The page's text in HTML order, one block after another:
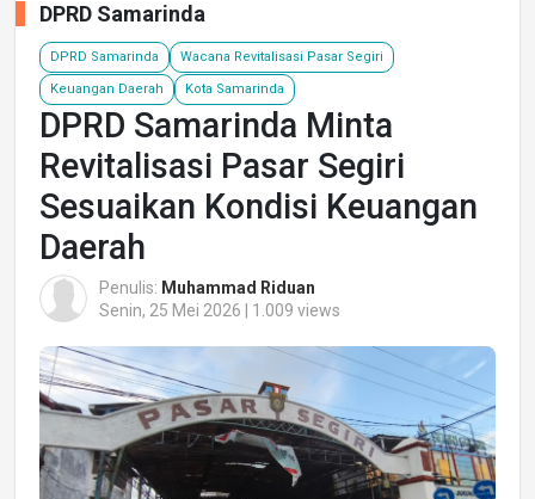
DPRD Samarinda
DPRD Samarinda Wacana Revitalisasi Pasar Segiri
Keuangan Daerah Kota Samarinda
DPRD Samarinda Minta
Revitalisasi Pasar Segiri
Sesuaikan Kondisi Keuangan
Daerah
Penulis: Muhammad Riduan
Senin, 25 Mei 2026 | 1.009 views